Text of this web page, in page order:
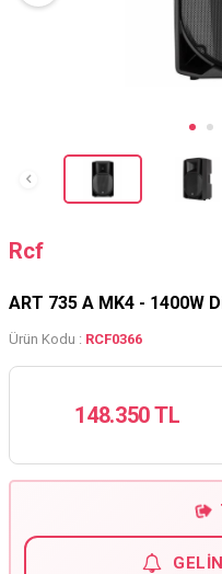
Rcf
ART 735 A MK4 - 1400W
Ürün Kodu : RCF0366
148.350 TL